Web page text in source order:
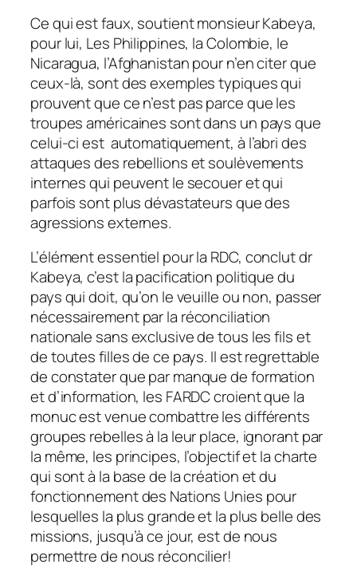
Ce qui est faux, soutient monsieur Kabeya,
pour lui, Les Philippines, la Colombie, le
Nicaragua, l’Afghanistan pour n’en citer que
ceux-là, sont des exemples typiques qui
prouvent que ce n’est pas parce que les
troupes américaines sont dans un pays que
celui-ci est automatiquement, à l’abri des
attaques des rebellions et soulèvements
internes qui peuvent le secouer et qui
parfois sont plus dévastateurs que des
agressions externes.
L’élément essentiel pour la RDC, conclut dr
Kabeya, c’est la pacification politique du
pays qui doit, qu’on le veuille ou non, passer
nécessairement par la réconciliation
nationale sans exclusive de tous les fils et
de toutes filles de ce pays. Il est regrettable
de constater que par manque de formation
et d’information, les FARDC croient que la
monuc est venue combattre les différents
groupes rebelles à la leur place, ignorant par
la même, les principes, l’objectif et la charte
qui sont à la base de la création et du
fonctionnement des Nations Unies pour
lesquelles la plus grande et la plus belle des
missions, jusqu’à ce jour, est de nous
permettre de nous réconcilier!